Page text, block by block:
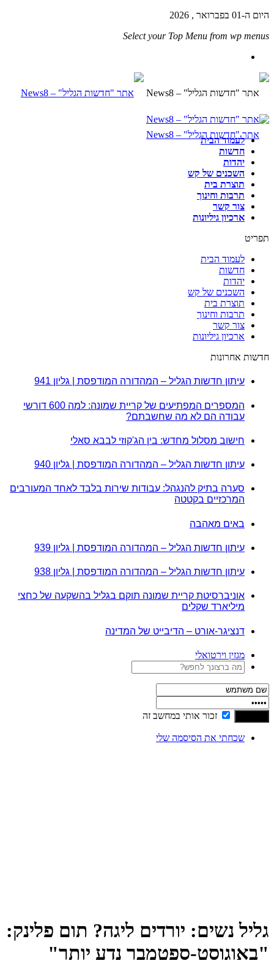
היום ה-01 בפברואר , 2026
Select your Top Menu from wp menus
לעמוד הבית
חדשות
יהדות
השכנים של קש
תוצרת בית
תרבות וחינוך
צור קשר
ארכיון גיליונות
תפריט
לעמוד הבית
חדשות
יהדות
השכנים של קש
תוצרת בית
תרבות וחינוך
צור קשר
ארכיון גיליונות
חדשות אחרונות
עיתון חדשות הגליל – המהדורה המודפסת | גליון 941
המספרים המפתיעים של קריית שמונה: למה 600 דורשי
עבודה הם לא מה שחשבתם?
חישוב מסלול מחדש: בין הג'קוזי לבבא סאלי
עיתון חדשות הגליל – המהדורה המודפסת | גליון 940
סערה בתיק להנגהל: עבודות שירות בלבד לאחד המעורבים
המרכזיים בקטטה
באים מאהבה
עיתון חדשות הגליל – המהדורה המודפסת | גליון 939
עיתון חדשות הגליל – המהדורה המודפסת | גליון 938
אוניברסיטת קריית שמונה תוקם בגליל בהשקעה של כחצי
מיליארד שקלים
דנציגר-אורט – הדיבייט של המדינה
מגזין וירטואלי
זכור אותי במחשב זה
שכחתי את הסיסמה שלי
גליל נשים: יורדים ליגה? תום פלינק:
"באוגוסט-ספטמבר נדע יותר"